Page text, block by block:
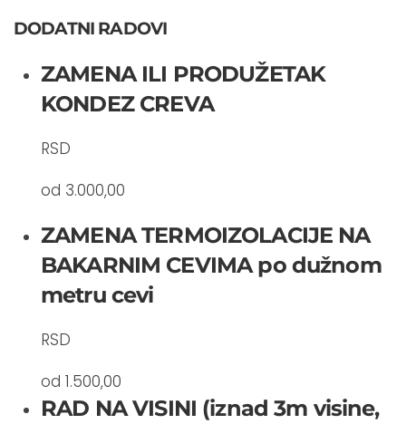
DODATNI RADOVI
ZAMENA ILI PRODUŽETAK
KONDEZ CREVA
RSD
od 3.000,00
ZAMENA TERMOIZOLACIJE NA
BAKARNIM CEVIMA po dužnom
metru cevi
RSD
od 1.500,00
RAD NA VISINI (iznad 3m visine,